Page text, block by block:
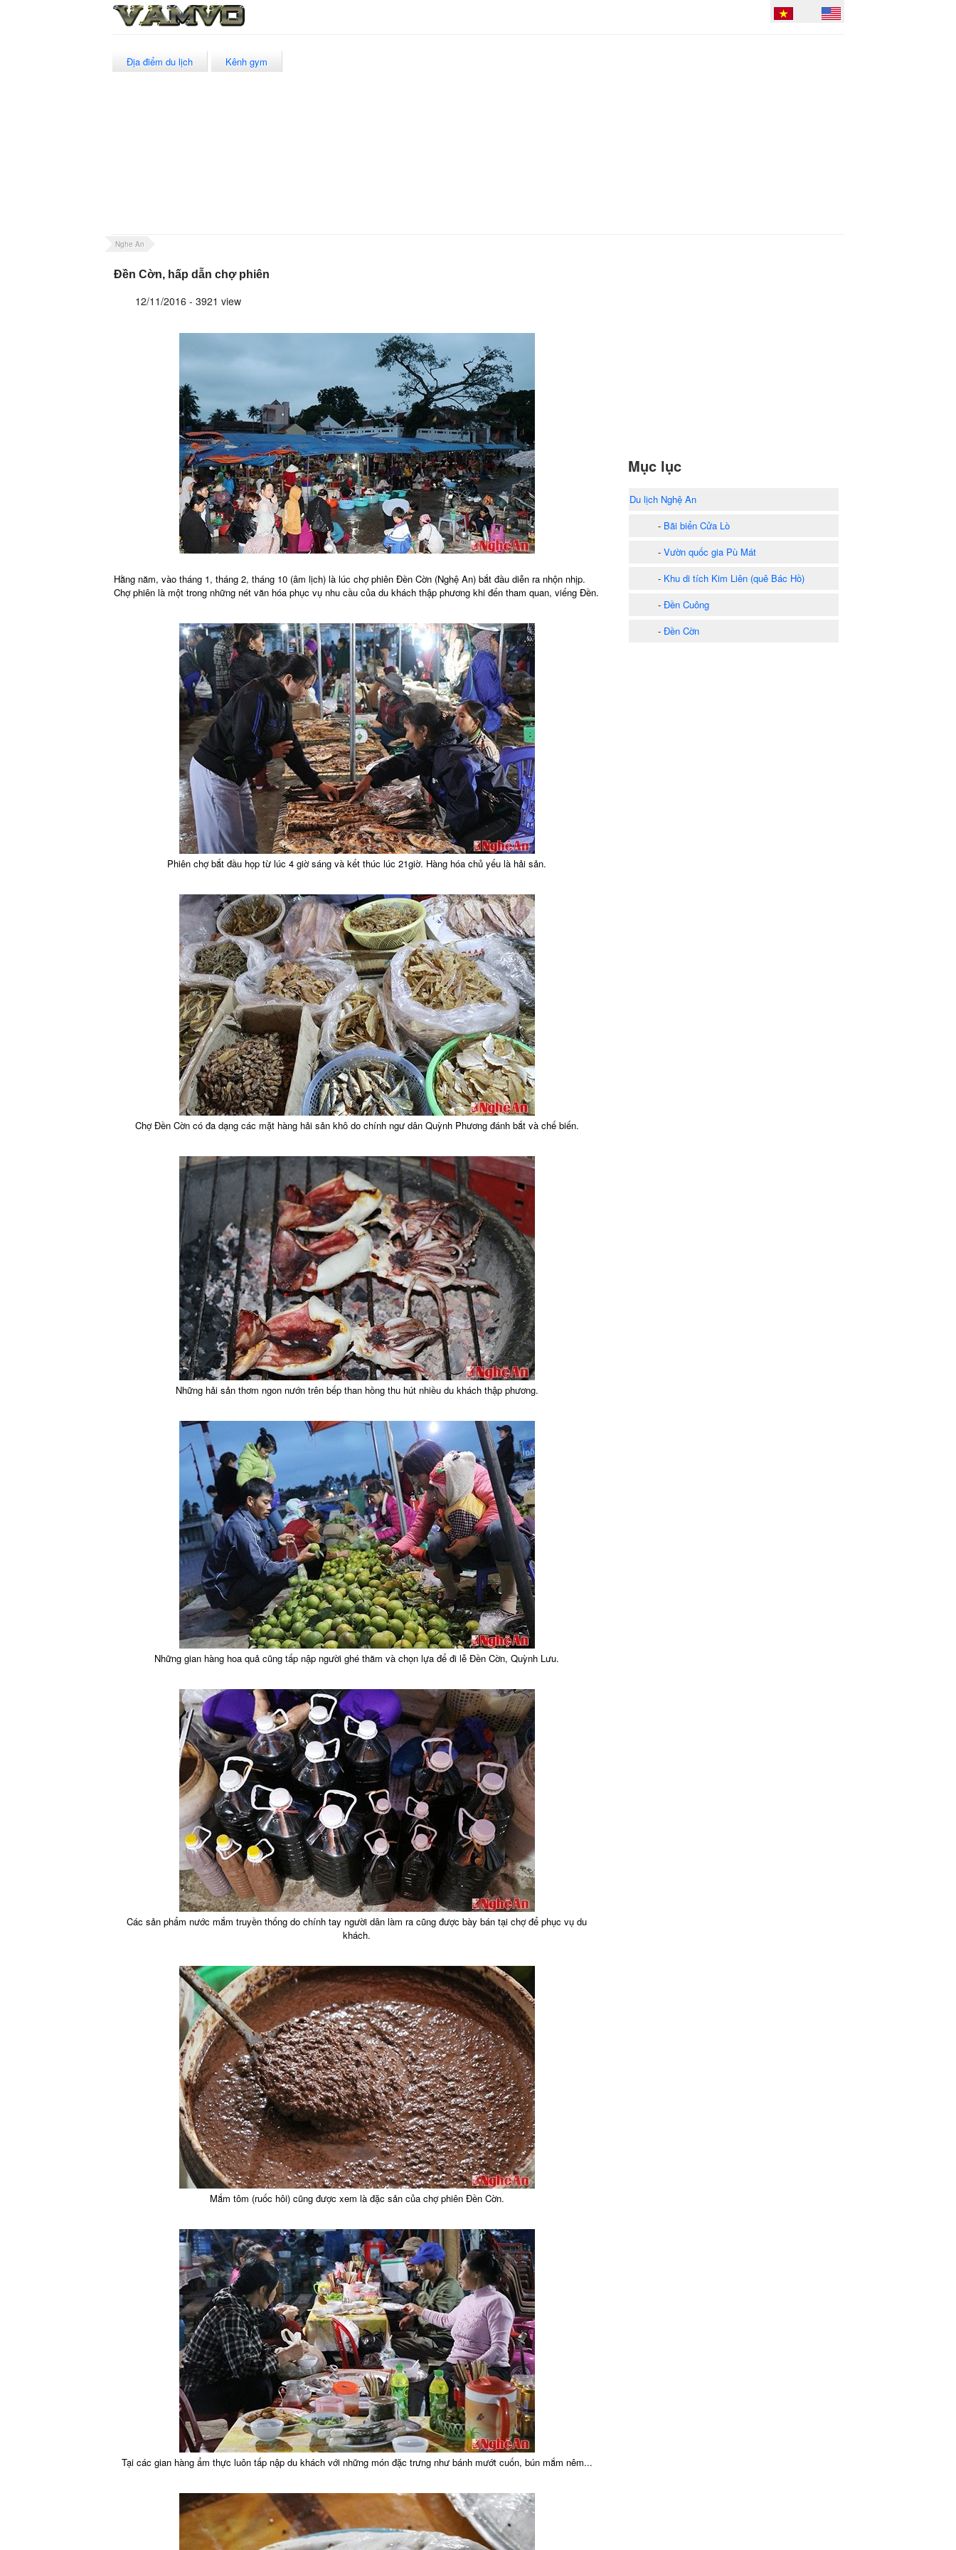
Địa điểm du lịch Kênh gym
Nghe An
Đền Cờn, hấp dẫn chợ phiên
12/11/2016 - 3921 view
Hằng năm, vào tháng 1, tháng 2, tháng 10 (âm lịch) là lúc chợ phiên Đền Cờn (Nghệ An) bắt đầu diễn ra nhộn nhịp.
Chợ phiên là một trong những nét văn hóa phục vụ nhu cầu của du khách thập phương khi đến tham quan, viếng Đền.
Phiên chợ bắt đầu họp từ lúc 4 giờ sáng và kết thúc lúc 21giờ. Hàng hóa chủ yếu là hải sản.
Chợ Đền Cờn có đa dạng các mặt hàng hải sản khô do chính ngư dân Quỳnh Phương đánh bắt và chế biến.
Những hải sản thơm ngon nướn trên bếp than hồng thu hút nhiều du khách thập phương.
Những gian hàng hoa quả cũng tấp nập người ghé thăm và chọn lựa để đi lễ Đền Cờn, Quỳnh Lưu.
Các sản phẩm nước mắm truyền thống do chính tay người dân làm ra cũng được bày bán tại chợ để phục vụ du
khách.
Mắm tôm (ruốc hôi) cũng được xem là đặc sản của chợ phiên Đền Cờn.
Tại các gian hàng ẩm thực luôn tấp nập du khách với những món đặc trưng như bánh mướt cuốn, bún mắm nêm...
Mục lục
Du lịch Nghệ An
- Bãi biển Cửa Lò
- Vườn quốc gia Pù Mát
- Khu di tích Kim Liên (quê Bác Hồ)
- Đền Cuông
- Đền Cờn